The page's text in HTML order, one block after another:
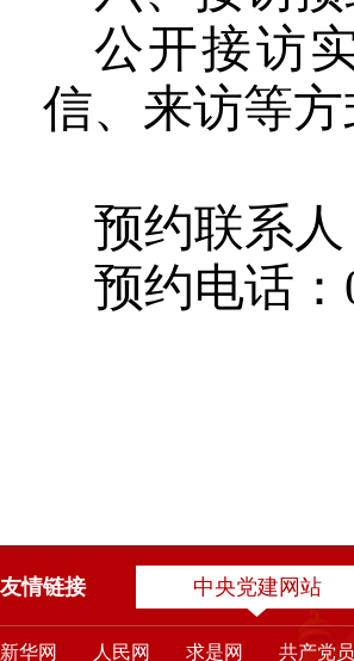
公开接访
信、来访等
预约联系人
预约电话：
友情链接 中央党建网站
新华网 人民网 求是网 共产党